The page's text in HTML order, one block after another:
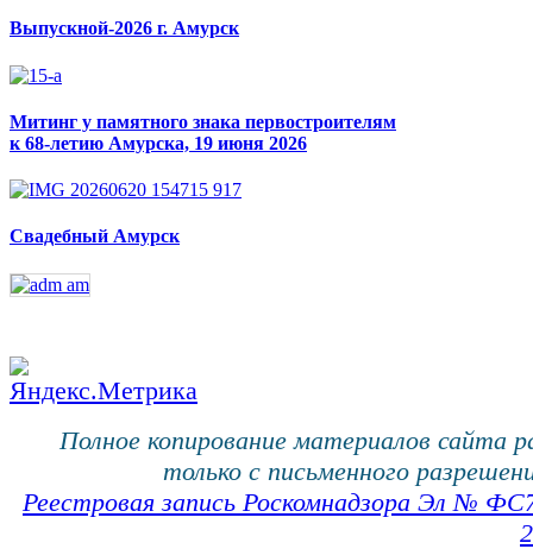
Выпускной-2026 г. Амурск
Митинг у памятного знака первостроителям
к 68-летию Амурска, 19 июня 2026
Свадебный Амурск
Полное копирование материалов сайта
только с письменного
Реестровая запись Роскомнадзора Эл №